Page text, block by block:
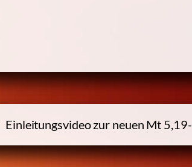
Einleitungsvideo zur neuen Mt 5,19-